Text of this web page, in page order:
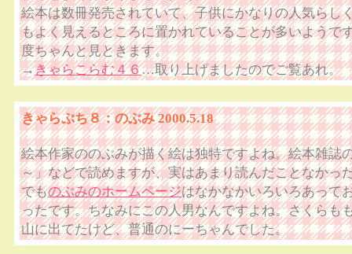
絵本は数冊発売されていて、子供にかなりの人気らし
もよく見えるところに置かれていることが多いようで
度ちゃんと見ときます。
→きゃらこらむ４６…取り上げましたのでご覧あれ。
きゃらぷち８：のぶみ 2000.5.18
絵本作家ののぶみが描く絵は独特ですよね。絵本雑誌
～」などで読めますが、実はあまり読んだことなかっ
でものぶみのホームページはなかなかいろいろあって
ったです。ちなみにこの人男なんですよね。さくらも
山に出てたけど、普通のにーちゃんでした。